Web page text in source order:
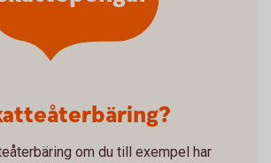
om du till exempel har